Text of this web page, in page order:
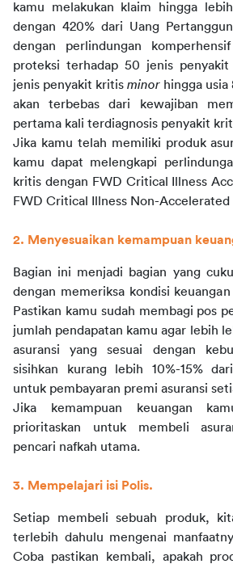
kamu melakukan klaim hingga
dengan 420% dari Uang
dengan perlindungan
proteksi terhadap 50 jenis
jenis penyakit kritis minor hingga
akan terbebas dari kewajiban
pertama kali terdiagnosis penyakit
Jika kamu telah memiliki produk
kamu dapat melengkapi
kritis dengan FWD Critical Illness
FWD Critical Illness Non-Accelerated
2. Menyesuaikan kemampuan
Bagian ini menjadi bagian yang
dengan memeriksa kondisi
Pastikan kamu sudah membagi pos
jumlah pendapatan kamu agar lebih
asuransi yang sesuai dengan
sisihkan kurang lebih 10%-15%
untuk pembayaran premi asuransi
Jika kemampuan keuangan
prioritaskan untuk membeli
pencari nafkah utama.
3. Mempelajari isi Polis.
Setiap membeli sebuah produk,
terlebih dahulu mengenai
Coba pastikan kembali, apakah